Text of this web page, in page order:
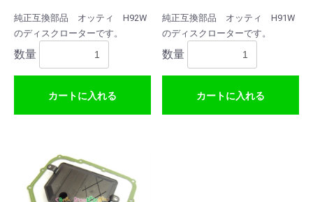
純正互換部品 オッティ H92W
のディスクローターです。
数量
カートに入れる
純正互換部品 オッティ H91W
のディスクローターです。
数量
カートに入れる